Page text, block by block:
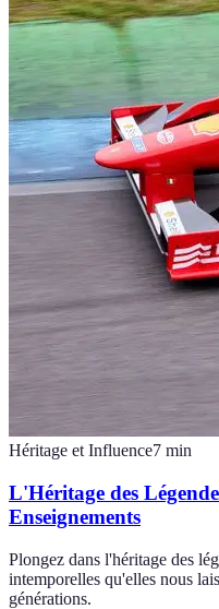
Héritage et Influence7 min
L'Héritage des
Enseignements
Plongez dans l'héritage des
intemporelles qu'elles nous
générations.